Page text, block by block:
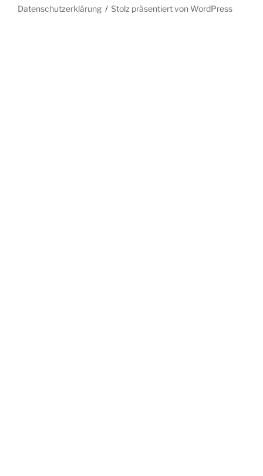
Datenschutzerklärung Stolz präsentiert von WordPress